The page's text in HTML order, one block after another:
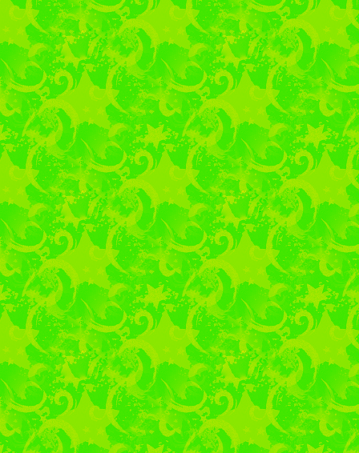
году. Среди фондов
документальных
афиши, сценарии
необычного дома-
творческом пути
преобразил театр,
убрав кулисы. Здесь
этапах в жизни